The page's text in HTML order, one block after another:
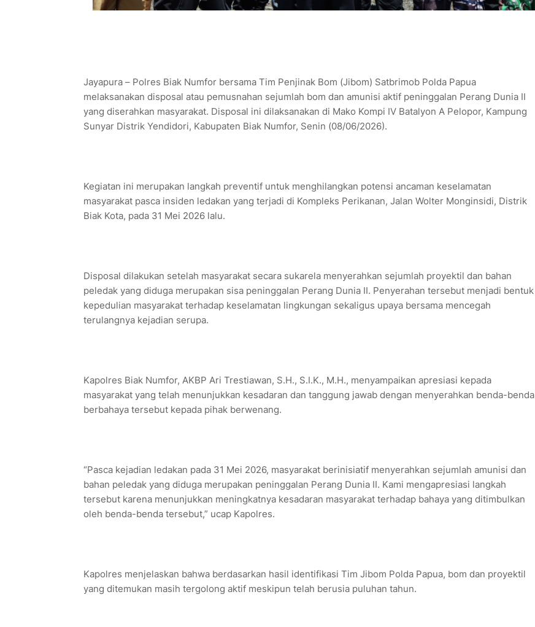
Jayapura – Polres Biak Numfor bersama Tim Penjinak Bom (Jibom) Satbrimob Polda Papua
melaksanakan disposal atau pemusnahan sejumlah bom dan amunisi aktif peninggalan Perang Dunia II
yang diserahkan masyarakat. Disposal ini dilaksanakan di Mako Kompi IV Batalyon A Pelopor, Kampung
Sunyar Distrik Yendidori, Kabupaten Biak Numfor, Senin (08/06/2026).
Kegiatan ini merupakan langkah preventif untuk menghilangkan potensi ancaman keselamatan
masyarakat pasca insiden ledakan yang terjadi di Kompleks Perikanan, Jalan Wolter Monginsidi, Distrik
Biak Kota, pada 31 Mei 2026 lalu.
Disposal dilakukan setelah masyarakat secara sukarela menyerahkan sejumlah proyektil dan bahan
peledak yang diduga merupakan sisa peninggalan Perang Dunia II. Penyerahan tersebut menjadi bentuk
kepedulian masyarakat terhadap keselamatan lingkungan sekaligus upaya bersama mencegah
terulangnya kejadian serupa.
Kapolres Biak Numfor, AKBP Ari Trestiawan, S.H., S.I.K., M.H., menyampaikan apresiasi kepada
masyarakat yang telah menunjukkan kesadaran dan tanggung jawab dengan menyerahkan benda-benda
berbahaya tersebut kepada pihak berwenang.
“Pasca kejadian ledakan pada 31 Mei 2026, masyarakat berinisiatif menyerahkan sejumlah amunisi dan
bahan peledak yang diduga merupakan peninggalan Perang Dunia II. Kami mengapresiasi langkah
tersebut karena menunjukkan meningkatnya kesadaran masyarakat terhadap bahaya yang ditimbulkan
oleh benda-benda tersebut,” ucap Kapolres.
Kapolres menjelaskan bahwa berdasarkan hasil identifikasi Tim Jibom Polda Papua, bom dan proyektil
yang ditemukan masih tergolong aktif meskipun telah berusia puluhan tahun.